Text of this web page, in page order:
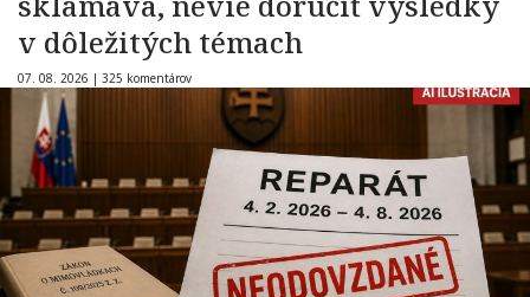
v dôležitých témach
07. 08. 2026 | 325 komentárov